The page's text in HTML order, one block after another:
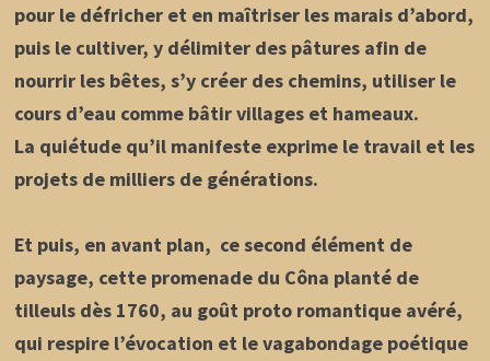
pour le défricher et en maîtriser les marais d’abord,
puis le cultiver, y délimiter des pâtures afin de
nourrir les bêtes, s’y créer des chemins, utiliser le
cours d’eau comme bâtir villages et hameaux.
La quiétude qu’il manifeste exprime le travail et les
projets de milliers de générations.
Et puis, en avant plan, ce second élément de
paysage, cette promenade du Côna planté de
tilleuls dès 1760, au goût proto romantique avéré,
qui respire l’évocation et le vagabondage poétique